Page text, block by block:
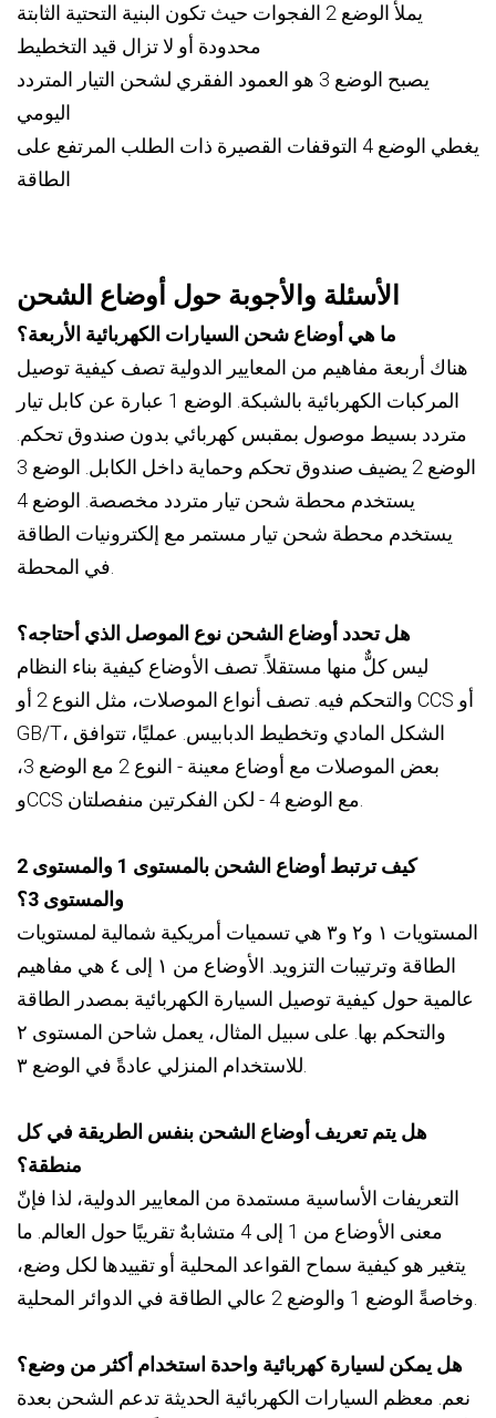
يملأ الوضع 2 الفجوات حيث تكون البنية التحتية الثابتة
محدودة أو لا تزال قيد التخطيط
يصبح الوضع 3 هو العمود الفقري لشحن التيار المتردد
اليومي
يغطي الوضع 4 التوقفات القصيرة ذات الطلب المرتفع على
الطاقة
الأسئلة والأجوبة حول أوضاع الشحن
ما هي أوضاع شحن السيارات الكهربائية الأربعة؟
هناك أربعة مفاهيم من المعايير الدولية تصف كيفية توصيل
المركبات الكهربائية بالشبكة. الوضع 1 عبارة عن كابل تيار
متردد بسيط موصول بمقبس كهربائي بدون صندوق تحكم.
الوضع 2 يضيف صندوق تحكم وحماية داخل الكابل. الوضع 3
يستخدم محطة شحن تيار متردد مخصصة. الوضع 4
يستخدم محطة شحن تيار مستمر مع إلكترونيات الطاقة
هل تحدد أوضاع الشحن نوع الموصل الذي أحتاجه؟
ليس كلٌّ منها مستقلاً. تصف الأوضاع كيفية بناء النظام
والتحكم فيه. تصف أنواع الموصلات، مثل النوع 2 أو CCS أو
GB/T، الشكل المادي وتخطيط الدبابيس. عمليًا، تتوافق
بعض الموصلات مع أوضاع معينة - النوع 2 مع الوضع 3،
كيف ترتبط أوضاع الشحن بالمستوى 1 والمستوى 2
والمستوى 3؟
المستويات ١ و٢ و٣ هي تسميات أمريكية شمالية لمستويات
الطاقة وترتيبات التزويد. الأوضاع من ١ إلى ٤ هي مفاهيم
عالمية حول كيفية توصيل السيارة الكهربائية بمصدر الطاقة
والتحكم بها. على سبيل المثال، يعمل شاحن المستوى ٢
هل يتم تعريف أوضاع الشحن بنفس الطريقة في كل
منطقة؟
التعريفات الأساسية مستمدة من المعايير الدولية، لذا فإنّ
معنى الأوضاع من 1 إلى 4 متشابهٌ تقريبًا حول العالم. ما
يتغير هو كيفية سماح القواعد المحلية أو تقييدها لكل وضع،
هل يمكن لسيارة كهربائية واحدة استخدام أكثر من وضع؟
نعم. معظم السيارات الكهربائية الحديثة تدعم الشحن بعدة